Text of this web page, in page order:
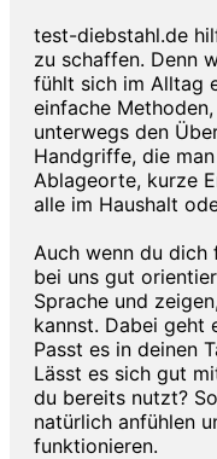
test-diebstahl.de
zu schaffen. Denn
fühlt sich im Alltag
einfache
unterwegs den
Handgriffe, die
Ablageorte, kurze
alle im Haushalt
Auch wenn du
bei uns gut
Sprache und
kannst. Dabei geht
Passt es in deinen
Lässt es sich gut
du bereits nutzt?
natürlich anfühlen
funktionieren.